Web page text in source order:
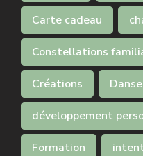
Carte cadeau
Constellations
Créations
développement
Formation